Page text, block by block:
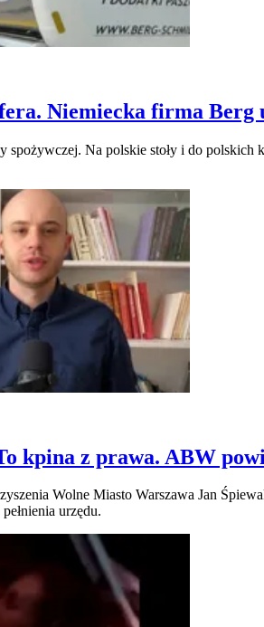
Niemiecka firma Berg
spożywczej. Na polskie stoły i do polskich
kpina z prawa. ABW
Wolne Miasto Warszawa Jan
urzędu.